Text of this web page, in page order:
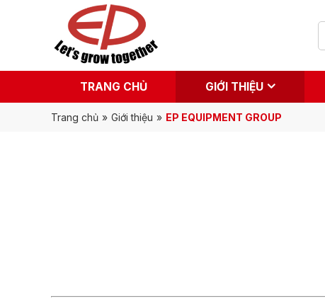
TRANG CHỦ GIỚI THIỆU
Trang chủ » Giới thiệu » EP EQUIPMENT GROUP